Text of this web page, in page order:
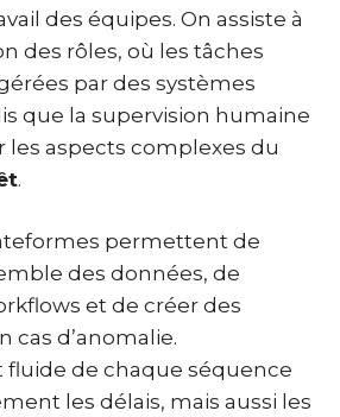
des équipes. On assiste à
des rôles, où les tâches
par des systèmes
que la supervision humaine
les aspects complexes du
.
permettent de
des données, de
et de créer des
cas d’anomalie.
fluide de chaque séquence
les délais, mais aussi les